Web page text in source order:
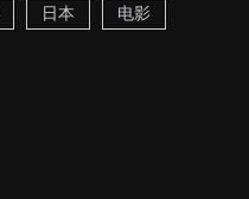
日本 电影